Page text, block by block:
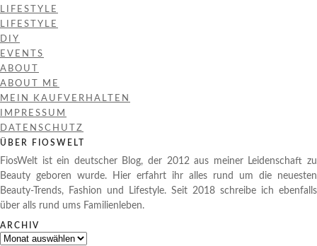
LIFESTYLE
LIFESTYLE
DIY
EVENTS
ABOUT
ABOUT ME
MEIN KAUFVERHALTEN
IMPRESSUM
DATENSCHUTZ
ÜBER FIOSWELT
FiosWelt ist ein deutscher Blog, der 2012 aus meiner Leidenschaft zu
Beauty geboren wurde. Hier erfahrt ihr alles rund um die neuesten
Beauty-Trends, Fashion und Lifestyle. Seit 2018 schreibe ich ebenfalls
über alls rund ums Familienleben.
ARCHIV
Archiv